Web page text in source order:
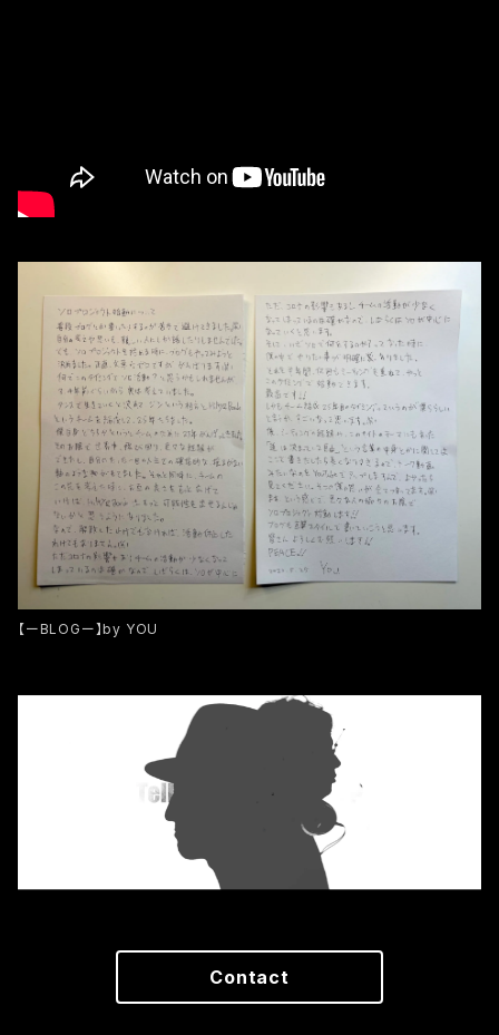
【ーBLOGー】by YOU
Contact